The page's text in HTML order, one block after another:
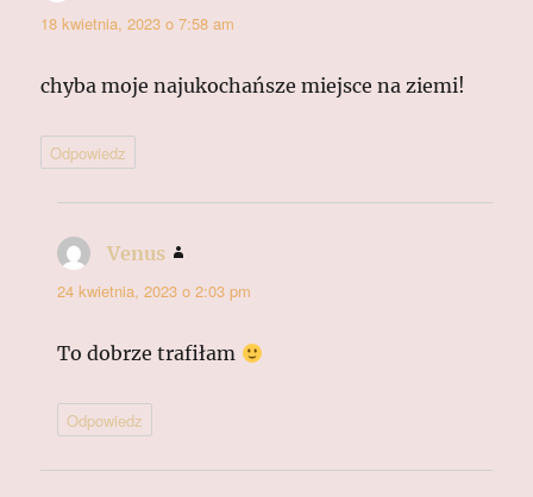
18 kwietnia, 2023 o 7:58 am
chyba moje najukochańsze miejsce na ziemi!
Odpowiedz
Venus
24 kwietnia, 2023 o 2:03 pm
To dobrze trafiłam
Odpowiedz